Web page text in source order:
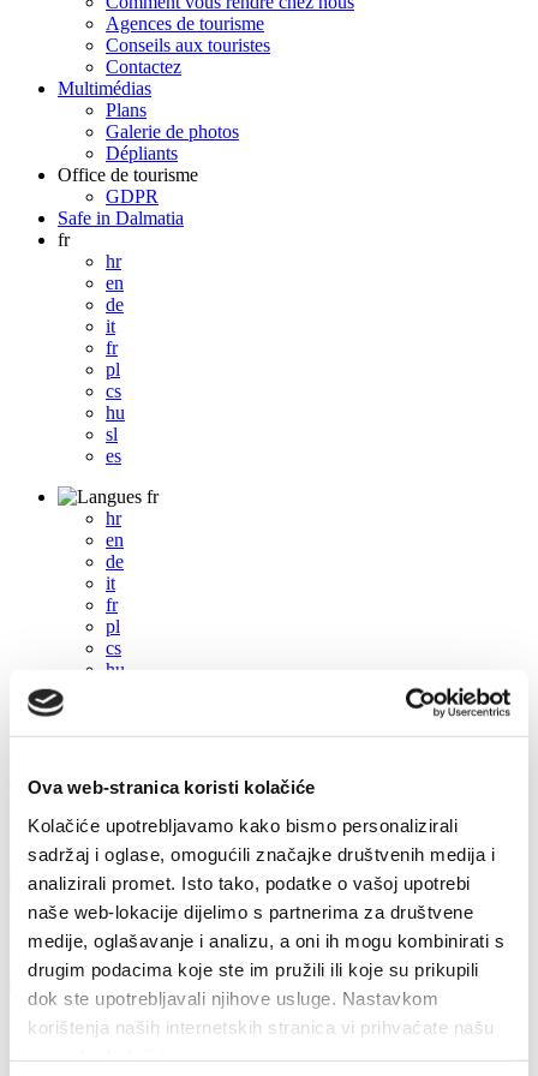
Ova web-stranica koristi kolačiće
Kolačiće upotrebljavamo kako bismo personalizirali
sadržaj i oglase, omogućili značajke društvenih medija i
analizirali promet. Isto tako, podatke o vašoj upotrebi
naše web-lokacije dijelimo s partnerima za društvene
medije, oglašavanje i analizu, a oni ih mogu kombinirati s
drugim podacima koje ste im pružili ili koje su prikupili
dok ste upotrebljavali njihove usluge. Nastavkom
korištenja naših internetskih stranica vi prihvaćate našu
Agences de tourisme
Conseils aux touristes
Contactez
Multimédias
Plans
Galerie de photos
Dépliants
Office de tourisme
GDPR
Safe in Dalmatia
fr
hr
en
de
it
fr
pl
cs
hu
sl
es
fr
hr
en
de
it
fr
pl
cs
hu
+385 21 227 933
info@kastela-info.hr
Villa Nika, Kamberovo šetalište 30, 21216 Kaštel Stari, Hrvatska
Les directions
Kaštela en une, trois, sept jours
Kaštela en une journée